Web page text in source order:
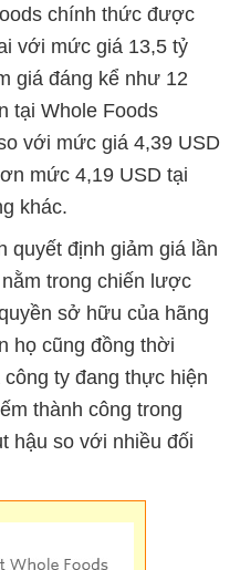
chính thức được
với mức giá 13,5 tỷ
giá đáng kể như 12
tại Whole Foods
với mức giá 4,39 USD
mức 4,19 USD tại
khác.
quyết định giảm giá lần
trong chiến lược
sở hữu của hãng
họ cũng đồng thời
ty đang thực hiện
thành công trong
hậu so với nhiều đối